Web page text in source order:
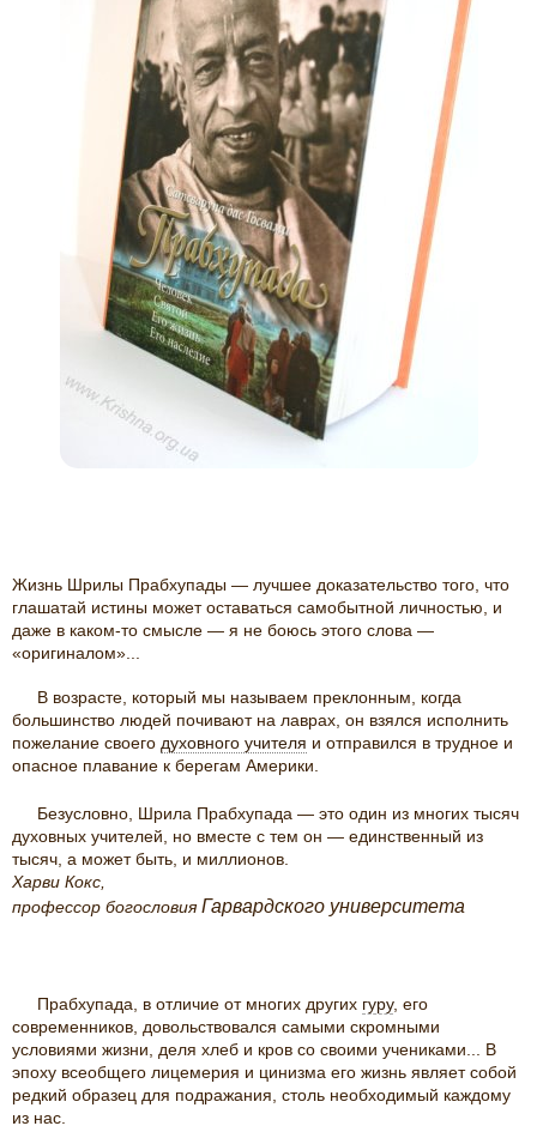
Жизнь Шрилы Прабхупады — лучшее доказательство того, что
глашатай истины может оставаться самобытной личностью, и
даже в каком-то смысле — я не боюсь этого слова —
«оригиналом»...
В возрасте, который мы называем преклонным, когда
большинство людей почивают на лаврах, он взялся исполнить
пожелание своего духовного учителя и отправился в трудное и
опасное плавание к берегам Америки.
Безусловно, Шрила Прабхупада — это один из многих тысяч
духовных учителей, но вместе с тем он — единственный из
тысяч, а может быть, и миллионов.
Харви Кокс,
профессор богословияГарвардского университета
Прабхупада, в отличие от многих других гуру, его
современников, довольствовался самыми скромными
условиями жизни, деля хлеб и кров со своими учениками... В
эпоху всеобщего лицемерия и цинизма его жизнь являет собой
редкий образец для подражания, столь необходимый каждому
из нас.